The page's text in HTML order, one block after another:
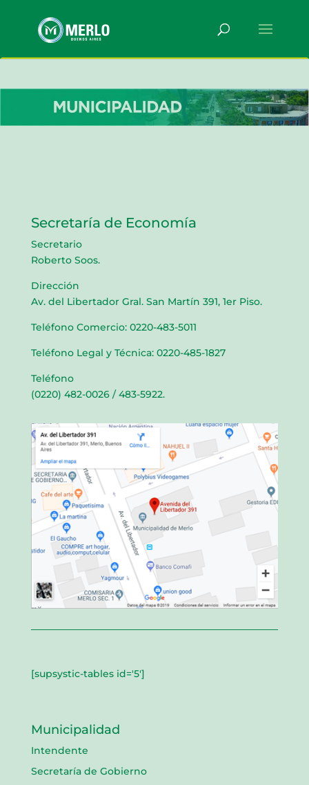
Secretaría de Economía
Secretario
Roberto Soos.
Dirección
Av. del Libertador Gral. San Martín 391, 1er Piso.
Teléfono Comercio: 0220-483-5011
Teléfono Legal y Técnica: 0220-485-1827
Teléfono
(0220) 482-0026 / 483-5922.
[supsystic-tables id='5']
Municipalidad
Intendente
Secretaría de Gobierno